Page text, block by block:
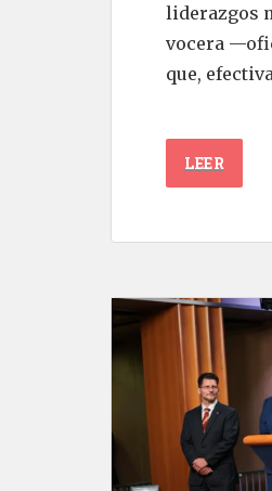
liderazgos
vocera
que,
LEER